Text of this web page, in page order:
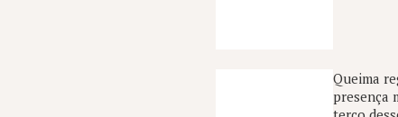
Queima
presença